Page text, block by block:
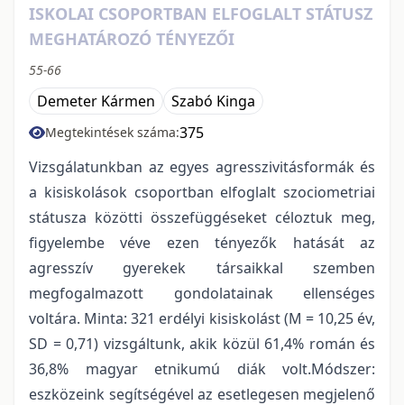
ISKOLAI CSOPORTBAN ELFOGLALT STÁTUSZ
MEGHATÁROZÓ TÉNYEZŐI
55-66
Demeter Kármen Szabó Kinga
Megtekintések száma:375
Vizsgálatunkban az egyes agresszivitásformák és
a kisiskolások csoportban elfoglalt szociometriai
státusza közötti összefüggéseket céloztuk meg,
figyelembe véve ezen tényezők hatását az
agresszív gyerekek társaikkal szemben
megfogalmazott gondolatainak ellenséges
voltára. Minta: 321 erdélyi kisiskolást (M = 10,25 év,
SD = 0,71) vizsgáltunk, akik közül 61,4% román és
36,8% magyar etnikumú diák volt.Módszer:
eszközeink segítségével az esetlegesen megjelenő